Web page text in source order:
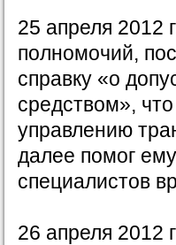
25 апреля 2012
полномочий,
справку «о
средством»,
управлению
далее помог
специалистов
26 апреля 2012